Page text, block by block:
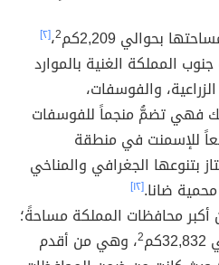
بحوالي 2,209كم 2،[٢]
المملكة الغنية بالموارد
والفوسفات،
فهي تضمُّ منجماً للفوسفات
للإسمنت في منطقة
بتنوعها الجغرافي والمناخي
ضانا.[١٢]
محافظات المملكة مساحةً؛
2، وهي من أقدم